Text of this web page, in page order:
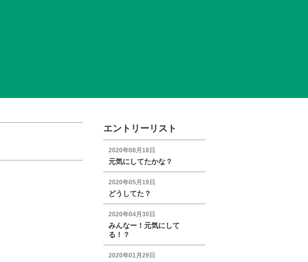
エントリーリスト
2020年08月18日
元気にしてたかな？
2020年05月19日
どうしてた？
2020年04月30日
みんなー！元気にして
る！？
2020年01月29日